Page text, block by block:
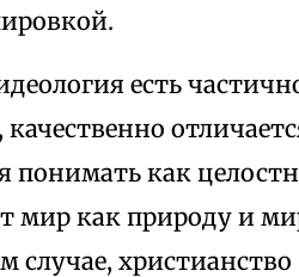
есть
качественно
понимать как
мир как природу и
случае,